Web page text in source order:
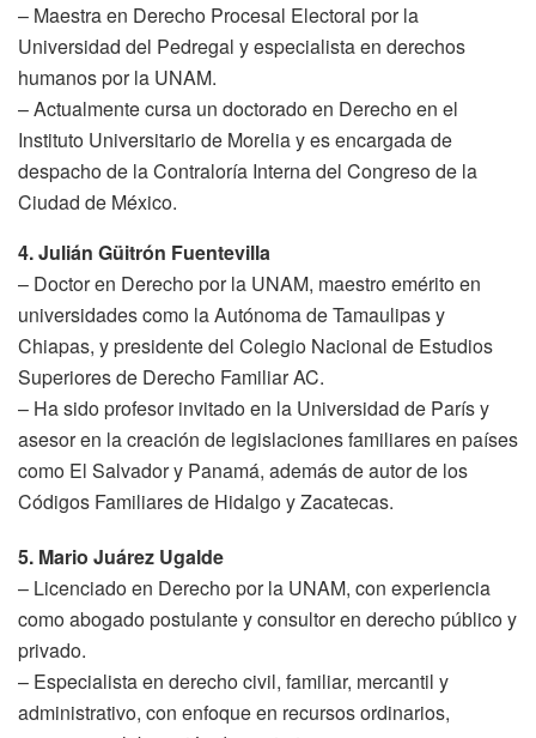
– Maestra en Derecho Procesal Electoral por la
Universidad del Pedregal y especialista en derechos
humanos por la UNAM.
– Actualmente cursa un doctorado en Derecho en el
Instituto Universitario de Morelia y es encargada de
despacho de la Contraloría Interna del Congreso de la
Ciudad de México.
4. Julián Güitrón Fuentevilla
– Doctor en Derecho por la UNAM, maestro emérito en
universidades como la Autónoma de Tamaulipas y
Chiapas, y presidente del Colegio Nacional de Estudios
Superiores de Derecho Familiar AC.
– Ha sido profesor invitado en la Universidad de París y
asesor en la creación de legislaciones familiares en países
como El Salvador y Panamá, además de autor de los
Códigos Familiares de Hidalgo y Zacatecas.
5. Mario Juárez Ugalde
– Licenciado en Derecho por la UNAM, con experiencia
como abogado postulante y consultor en derecho público y
privado.
– Especialista en derecho civil, familiar, mercantil y
administrativo, con enfoque en recursos ordinarios,